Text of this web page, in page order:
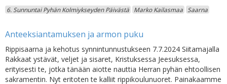
6. Sunnuntai Pyhän Kolmiykseyden Päivästä Marko Kailasmaa Saarna
Anteeksiantamuksen ja armon puku
Rippisaarna ja kehotus synnintunnustukseen 7.7.2024 Siitamajalla
Rakkaat ystävät, veljet ja sisaret, Kristuksessa Jeesuksessa,
erityisesti te, jotka tänään aiotte nauttia Herran pyhän ehtoollisen
sakramentin. Nyt eritoten te kalliit rippikoulunuoret. Painakaamme